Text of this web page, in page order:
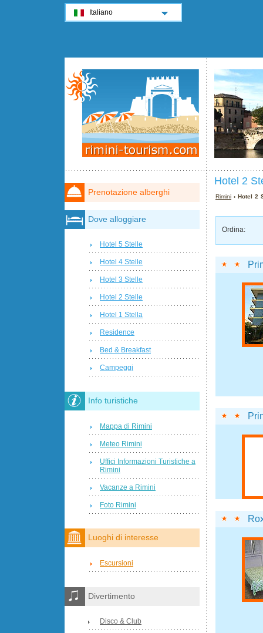
Hotel 2
Rimini › Hotel 2
Ordina:
Prenotazione alberghi
Dove alloggiare
Hotel 5 Stelle
Hotel 4 Stelle
Hotel 3 Stelle
Hotel 2 Stelle
Hotel 1 Stella
Residence
Bed & Breakfast
Campeggi
Info turistiche
Mappa di Rimini
Meteo Rimini
Uffici Informazioni Turistiche a
Rimini
Vacanze a Rimini
Foto Rimini
Luoghi di interesse
Escursioni
Divertimento
Disco & Club
Italiano